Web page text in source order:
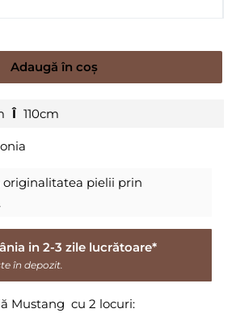
Adaugă în coș
Î 110cm
originalitatea pielii prin
in 2-3 zile lucrătoare*
în depozit.
Mustang cu 2 locuri: